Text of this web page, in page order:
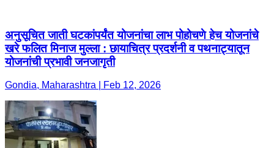
अनुसूचित जाती घटकांपर्यंत योजनांचा लाभ पोहोचणे हेच योजनांचे
खरे फलित मिनाज मुल्ला : छायाचित्र प्रदर्शनी व पथनाट्यातून
योजनांची प्रभावी जनजागृती
Gondia, Maharashtra | Feb 12, 2026